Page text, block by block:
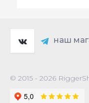
наш
© 2015 - 2026